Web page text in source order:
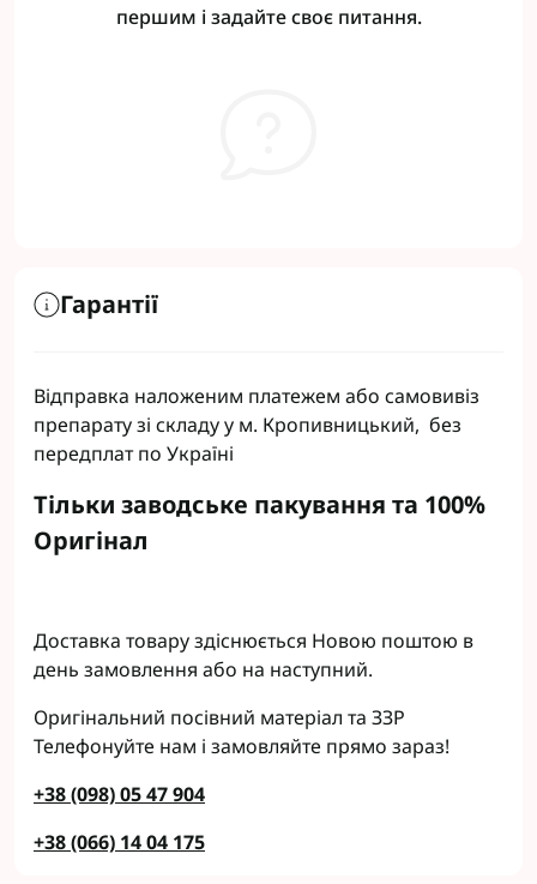
першим і задайте своє питання.
Гарантії
Відправка наложеним платежем або самовивіз
препарату зі складу у м. Кропивницький, без
передплат по Україні
Тільки заводське пакування та 100%
Оригінал
Доставка товару здіснюється Новою поштою в
день замовлення або на наступний.
Оригінальний посівний матеріал та ЗЗР
Телефонуйте нам і замовляйте прямо зараз!
+38 (098) 05 47 904
+38 (066) 14 04 175